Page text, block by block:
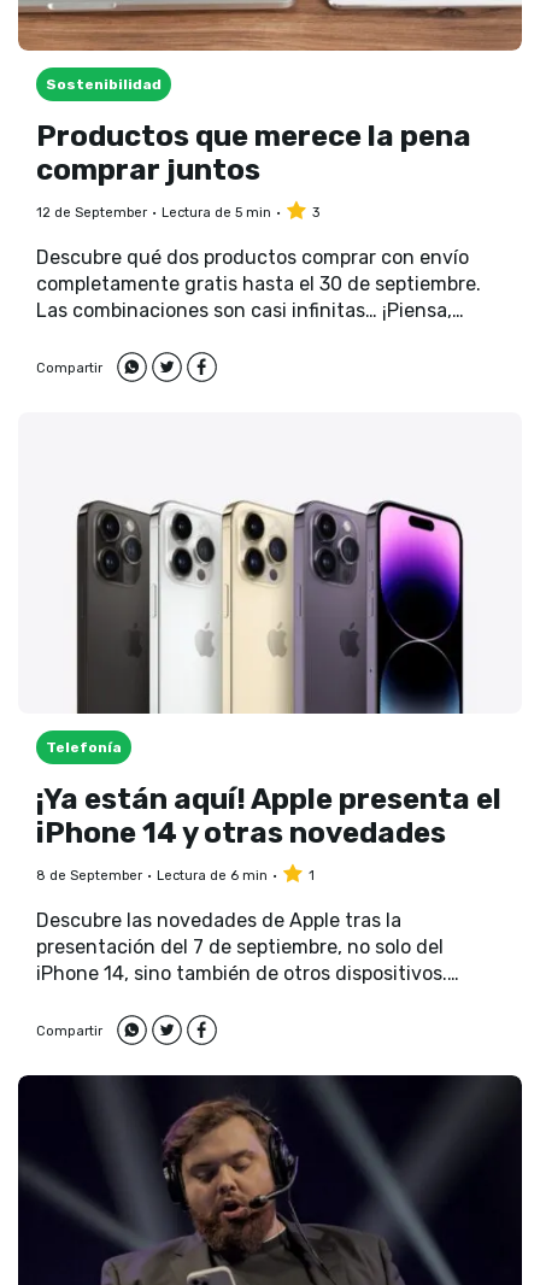
Sostenibilidad
Productos que merece la pena
comprar juntos
12 de September Lectura de 5 min 3
Descubre qué dos productos comprar con envío
completamente gratis hasta el 30 de septiembre.
Las combinaciones son casi infinitas… ¡Piensa,
Compartir
Telefonía
¡Ya están aquí! Apple presenta el
iPhone 14 y otras novedades
8 de September Lectura de 6 min 1
Descubre las novedades de Apple tras la
presentación del 7 de septiembre, no solo del
iPhone 14, sino también de otros dispositivos.
Compartir